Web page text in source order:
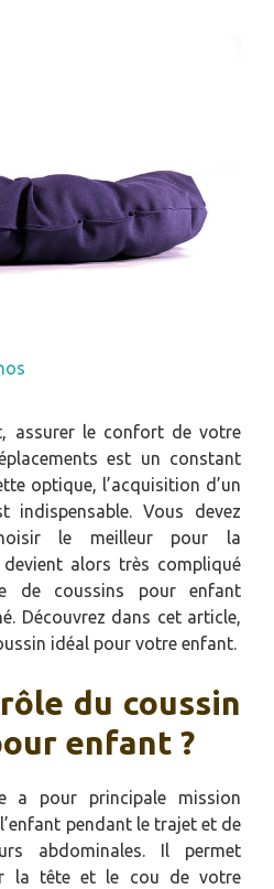
assurer le confort de votre
est un constant
optique, l’acquisition d’un
indispensable. Vous devez
le meilleur pour la
alors très compliqué
de coussins pour enfant
Découvrez dans cet article,
idéal pour votre enfant.
du coussin
enfant ?
a pour principale mission
pendant le trajet et de
abdominales. Il permet
la tête et le cou de votre